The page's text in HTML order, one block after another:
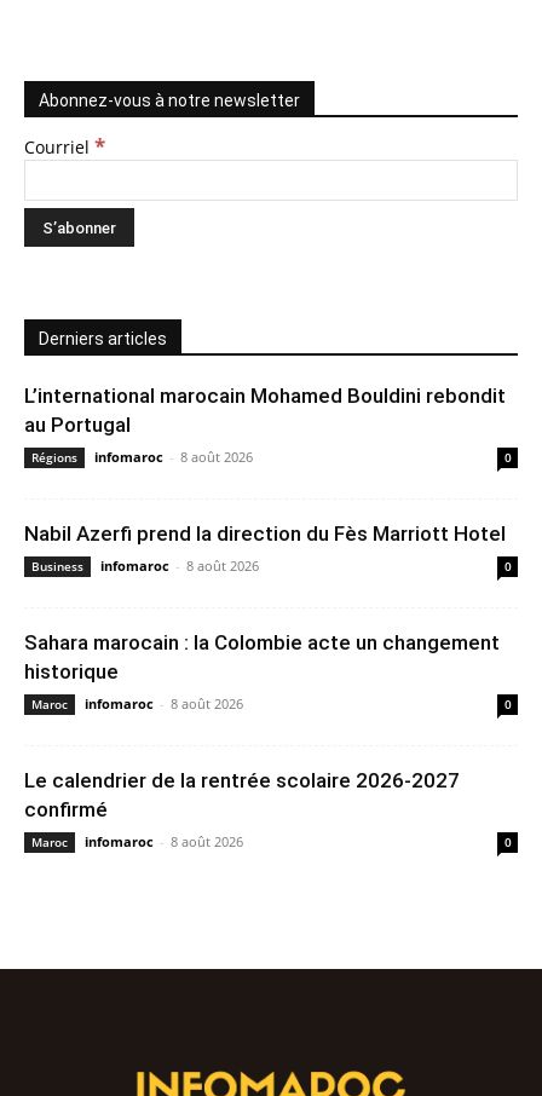
Abonnez-vous à notre newsletter
Courriel *
Derniers articles
L’international marocain Mohamed Bouldini rebondit
au Portugal
Régions infomaroc - 8 août 2026 0
Nabil Azerfi prend la direction du Fès Marriott Hotel
Business infomaroc - 8 août 2026 0
Sahara marocain : la Colombie acte un changement
historique
Maroc infomaroc - 8 août 2026 0
Le calendrier de la rentrée scolaire 2026-2027
confirmé
Maroc infomaroc - 8 août 2026 0